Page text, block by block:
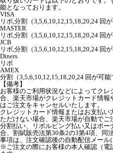
能となっております。
VISA
リボ,分割（3,5,6,10,12,15,18,20,24 回
MASTER
リボ,分割（3,5,6,10,12,15,18,20,24 回
JCB
リボ,分割（3,5,6,10,12,15,18,20,24 回
Diners
リボ
AMEX
分割（3,5,6,10,12,15,18,20,24 回が可能
【備考】
お客様のご利用状況などによってク
合、楽天市場がクレジットカード情
はご注文をキャンセルいたします。
クレジットカード情報またはお支払
ただけない場合、楽天市場が自動でご
分割払い、リボルビング払い又はボ
合、割賦販売法第30条2の3第4項、同
事項は、注文確認後の自動配信メール
※ご注文の際にお客様の本人確認（電